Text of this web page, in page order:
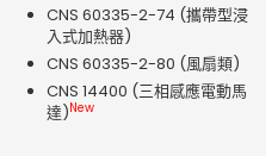
CNS 60335-2-74 (攜帶型浸
入式加熱器)
CNS 60335-2-80 (風扇類)
CNS 14400 (三相感應電動馬
達) New